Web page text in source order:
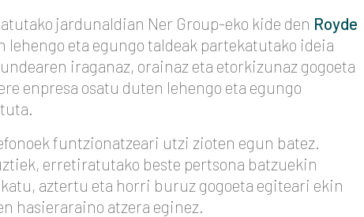
jardunaldian Ner Group-eko kide den Royde
eta egungo taldeak partekatutako ideia
iraganaz, orainaz eta etorkizunaz gogoeta
enpresa osatu duten lehengo eta egungo
funtzionatzeari utzi zioten egun batez.
erretiratutako beste pertsona batzuekin
aztertu eta horri buruz gogoeta egiteari ekin
hasieraraino atzera eginez.